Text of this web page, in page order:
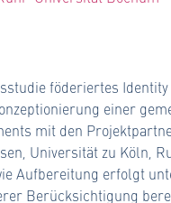
föderiertes
einer
mit den
Universität zu Köln,
Aufbereitung erfolgt
Berücksichtigung